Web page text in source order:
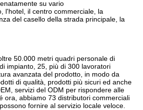
su vario
l'hotel, il centro commerciale, la
del casello della strada principale, la
50.000 metri quadri personale di
impianto, 25, più di 300 lavoratori
avanzata del prodotto, in modo da
di qualità, prodotti più sicuri ed anche
servizi del ODM per rispondere alle
ora, abbiamo 73 distributori commerciali
fornire al servizio locale veloce.